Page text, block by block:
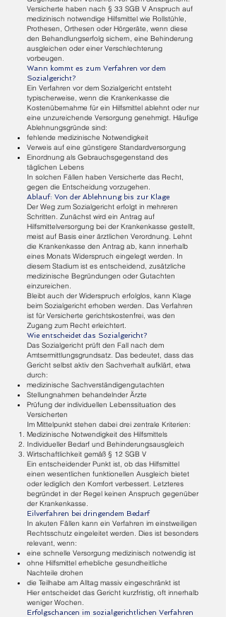
Versicherte haben nach § 33 SGB V Anspruch auf
medizinisch notwendige Hilfsmittel wie Rollstühle,
Prothesen, Orthesen oder Hörgeräte, wenn diese
den Behandlungserfolg sichern, eine Behinderung
ausgleichen oder einer Verschlechterung
vorbeugen.
Wann kommt es zum Verfahren vor dem
Sozialgericht?
Ein Verfahren vor dem Sozialgericht entsteht
typischerweise, wenn die Krankenkasse die
Kostenübernahme für ein Hilfsmittel ablehnt oder nur
eine unzureichende Versorgung genehmigt. Häufige
Ablehnungsgründe sind:
fehlende medizinische Notwendigkeit
Verweis auf eine günstigere Standardversorgung
Einordnung als Gebrauchsgegenstand des
täglichen Lebens
In solchen Fällen haben Versicherte das Recht,
gegen die Entscheidung vorzugehen.
Ablauf: Von der Ablehnung bis zur Klage
Der Weg zum Sozialgericht erfolgt in mehreren
Schritten. Zunächst wird ein Antrag auf
Hilfsmittelversorgung bei der Krankenkasse gestellt,
meist auf Basis einer ärztlichen Verordnung. Lehnt
die Krankenkasse den Antrag ab, kann innerhalb
eines Monats Widerspruch eingelegt werden. In
diesem Stadium ist es entscheidend, zusätzliche
medizinische Begründungen oder Gutachten
einzureichen.
Bleibt auch der Widerspruch erfolglos, kann Klage
beim Sozialgericht erhoben werden. Das Verfahren
ist für Versicherte gerichtskostenfrei, was den
Zugang zum Recht erleichtert.
Wie entscheidet das Sozialgericht?
Das Sozialgericht prüft den Fall nach dem
Amtsermittlungsgrundsatz. Das bedeutet, dass das
Gericht selbst aktiv den Sachverhalt aufklärt, etwa
durch:
medizinische Sachverständigengutachten
Stellungnahmen behandelnder Ärzte
Prüfung der individuellen Lebenssituation des
Versicherten
Im Mittelpunkt stehen dabei drei zentrale Kriterien:
Medizinische Notwendigkeit des Hilfsmittels
Individueller Bedarf und Behinderungsausgleich
Wirtschaftlichkeit gemäß § 12 SGB V
Ein entscheidender Punkt ist, ob das Hilfsmittel
einen wesentlichen funktionellen Ausgleich bietet
oder lediglich den Komfort verbessert. Letzteres
begründet in der Regel keinen Anspruch gegenüber
der Krankenkasse.
Eilverfahren bei dringendem Bedarf
In akuten Fällen kann ein Verfahren im einstweiligen
Rechtsschutz eingeleitet werden. Dies ist besonders
relevant, wenn:
eine schnelle Versorgung medizinisch notwendig ist
ohne Hilfsmittel erhebliche gesundheitliche
Nachteile drohen
die Teilhabe am Alltag massiv eingeschränkt ist
Hier entscheidet das Gericht kurzfristig, oft innerhalb
weniger Wochen.
Erfolgschancen im sozialgerichtlichen Verfahren